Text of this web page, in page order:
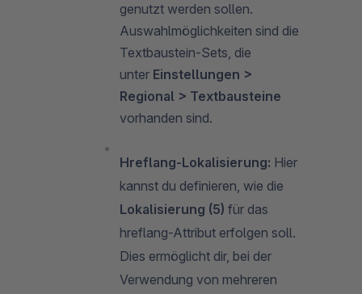
genutzt werden sollen.
Auswahlmöglichkeiten sind die
Textbaustein-Sets, die
unter Einstellungen >
Regional > Textbausteine
vorhanden sind.
Hreflang-Lokalisierung: Hier
kannst du definieren, wie die
Lokalisierung (5) für das
hreflang-Attribut erfolgen soll.
Dies ermöglicht dir, bei der
Verwendung von mehreren